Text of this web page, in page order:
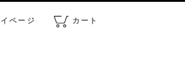
ページ カート